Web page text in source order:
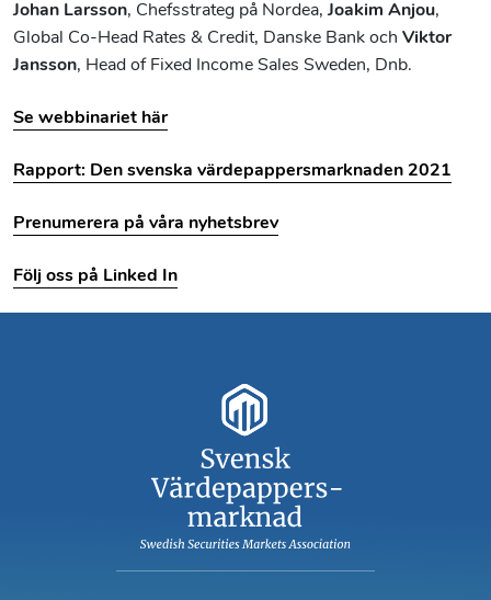
Johan Larsson, Chefsstrateg på Nordea, Joakim Anjou,
Global Co-Head Rates & Credit, Danske Bank och Viktor
Jansson, Head of Fixed Income Sales Sweden, Dnb.
Se webbinariet här
Rapport: Den svenska värdepappersmarknaden 2021
Prenumerera på våra nyhetsbrev
Följ oss på Linked In